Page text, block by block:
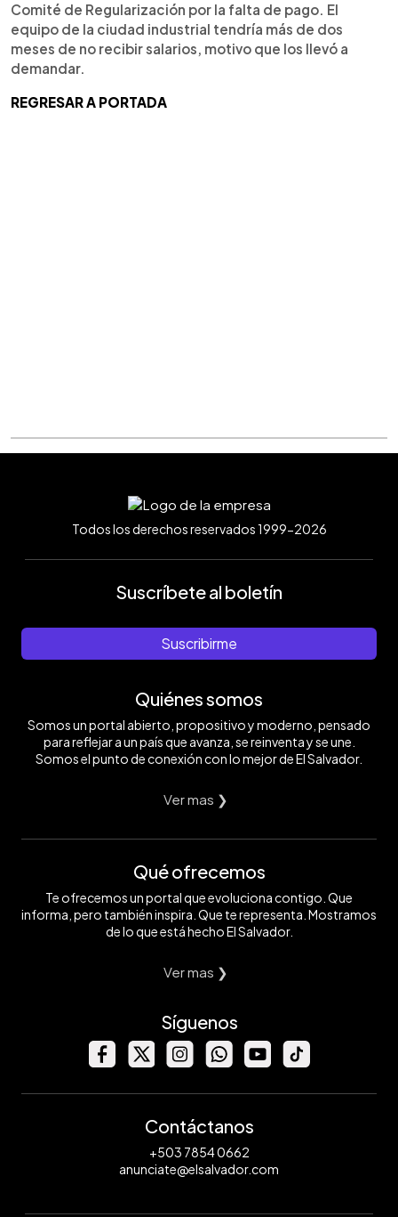
Comité de Regularización por la falta de pago. El
equipo de la ciudad industrial tendría más de dos
meses de no recibir salarios, motivo que los llevó a
demandar.
REGRESAR A PORTADA
Todos los derechos reservados 1999-2026
Suscríbete al boletín
Suscribirme
Quiénes somos
Somos un portal abierto, propositivo y moderno, pensado
para reflejar a un país que avanza, se reinventa y se une.
Somos el punto de conexión con lo mejor de El Salvador.
Ver mas ❯
Qué ofrecemos
Te ofrecemos un portal que evoluciona contigo. Que
informa, pero también inspira. Que te representa. Mostramos
de lo que está hecho El Salvador.
Ver mas ❯
Síguenos
Contáctanos
+503 7854 0662
anunciate@elsalvador.com